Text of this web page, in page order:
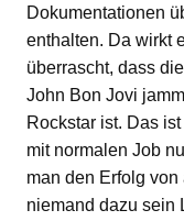
Dokumentationen
enthalten. Da wirkt
überrascht, dass
John Bon Jovi
Rockstar ist. Das
mit normalen Job
man den Erfolg
niemand dazu sein